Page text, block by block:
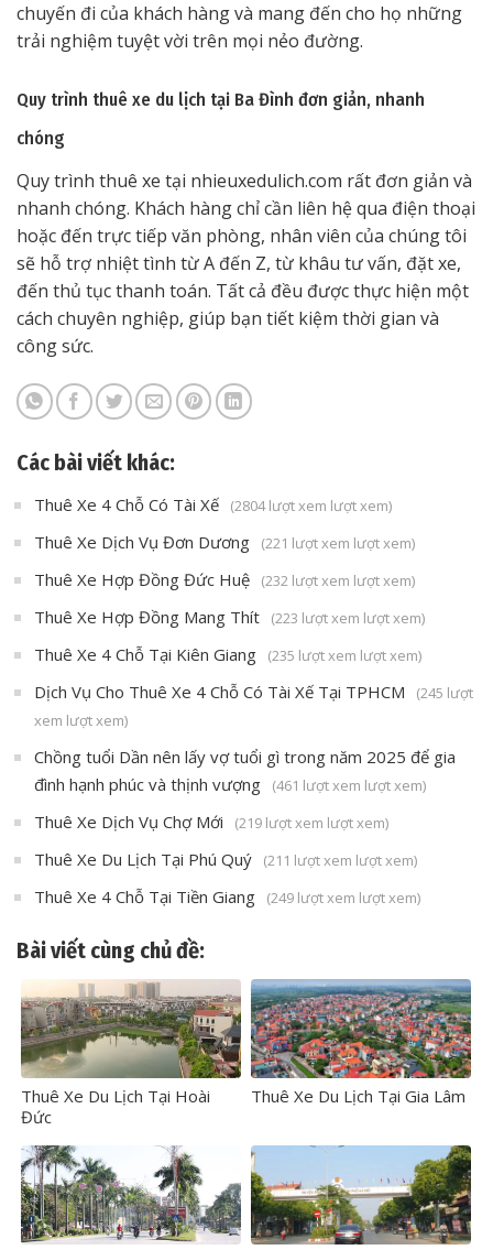
chuyến đi của khách hàng và mang đến cho họ những
trải nghiệm tuyệt vời trên mọi nẻo đường.
Quy trình thuê xe du lịch tại Ba Đình đơn giản, nhanh
chóng
Quy trình thuê xe tại nhieuxedulich.com rất đơn giản và
nhanh chóng. Khách hàng chỉ cần liên hệ qua điện thoại
hoặc đến trực tiếp văn phòng, nhân viên của chúng tôi
sẽ hỗ trợ nhiệt tình từ A đến Z, từ khâu tư vấn, đặt xe,
đến thủ tục thanh toán. Tất cả đều được thực hiện một
cách chuyên nghiệp, giúp bạn tiết kiệm thời gian và
công sức.
Các bài viết khác:
Thuê Xe 4 Chỗ Có Tài Xế (2804 lượt xem lượt xem)
Thuê Xe Dịch Vụ Đơn Dương (221 lượt xem lượt xem)
Thuê Xe Hợp Đồng Đức Huệ (232 lượt xem lượt xem)
Thuê Xe Hợp Đồng Mang Thít (223 lượt xem lượt xem)
Thuê Xe 4 Chỗ Tại Kiên Giang (235 lượt xem lượt xem)
Dịch Vụ Cho Thuê Xe 4 Chỗ Có Tài Xế Tại TPHCM
(245 lượt
xem lượt xem)
Chồng tuổi Dần nên lấy vợ tuổi gì trong năm 2025 để gia
đình hạnh phúc và thịnh vượng
(461 lượt xem lượt xem)
Thuê Xe Dịch Vụ Chợ Mới (219 lượt xem lượt xem)
Thuê Xe Du Lịch Tại Phú Quý (211 lượt xem lượt xem)
Thuê Xe 4 Chỗ Tại Tiền Giang (249 lượt xem lượt xem)
Bài viết cùng chủ đề:
Thuê Xe Du Lịch Tại Hoài
Đức
Thuê Xe Du Lịch Tại Gia Lâm